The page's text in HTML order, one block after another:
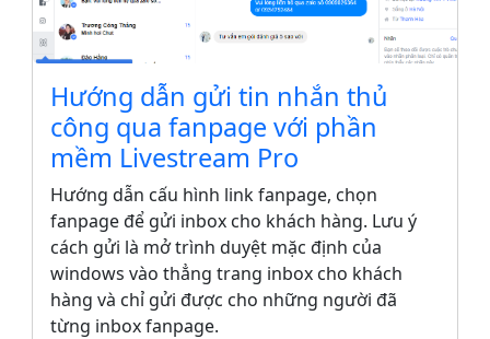
Hướng dẫn gửi tin nhắn thủ
công qua fanpage với phần
mềm Livestream Pro
Hướng dẫn cấu hình link fanpage, chọn
fanpage để gửi inbox cho khách hàng. Lưu ý
cách gửi là mở trình duyệt mặc định của
windows vào thẳng trang inbox cho khách
hàng và chỉ gửi được cho những người đã
từng inbox fanpage.